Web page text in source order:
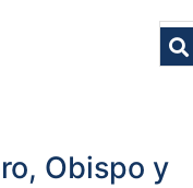
Obispo y